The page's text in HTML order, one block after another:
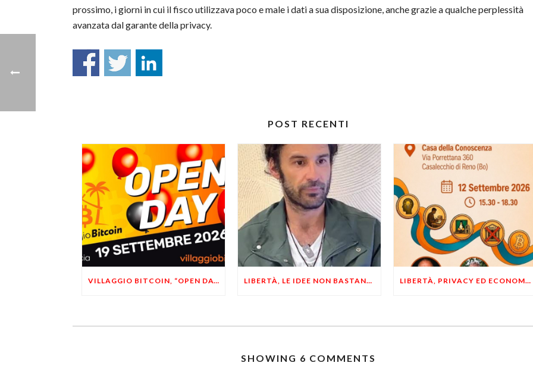
prossimo, i giorni in cui il fisco utilizzava poco e male i dati a sua disposizione, anche grazie a qualche perplessità
avanzata dal garante della privacy.
POST RECENTI
VILLAGGIO BITCOIN, “OPEN DAY 5”: LEONARDO FACCO OSPITE A BRESCIA LIBERTÀ, LE IDEE NON BASTANO! SERVONO ESEMPI E UN PO’ DI COERENZA LIBERTÀ, PRIVACY ED ECONOMIA DEL BUON SENSO: FACCO E MUSUMECI A CASALECCHIO DI RENO (BO)
SHOWING 6 COMMENTS